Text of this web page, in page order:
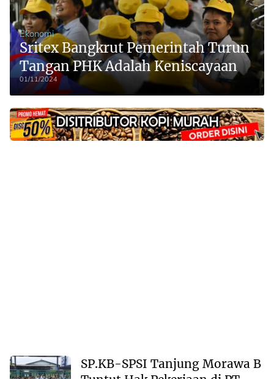
Ekonomi
Sritex Bangkrut Pemerintah Turun
Tangan PHK Adalah Keniscayaan
01/11/2024
SP.KB-SPSI Tanjung Morawa B